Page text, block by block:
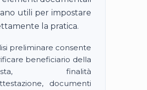
utili per impostare
la pratica.
preliminare consente
beneficiario della
finalità
documenti